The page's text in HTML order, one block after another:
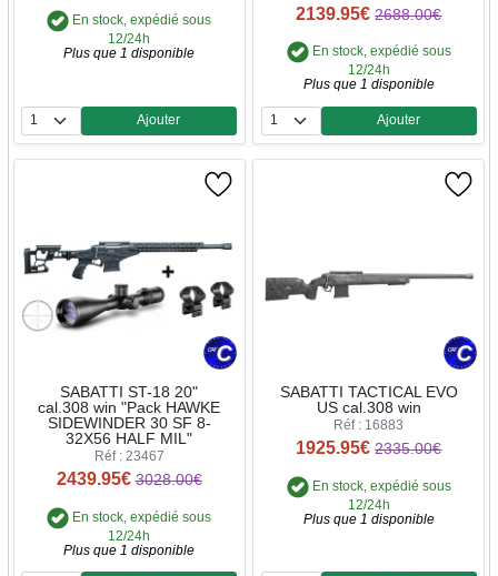
En stock, expédié sous
12/24h
Plus que 1 disponible
Quantité
Ajouter
2139.95€ 2688.00€
En stock, expédié sous
12/24h
Plus que 1 disponible
Quantité
Ajouter
SABATTI ST-18 20"
cal.308 win "Pack HAWKE
SIDEWINDER 30 SF 8-
32X56 HALF MIL"
Réf : 23467
2439.95€ 3028.00€
En stock, expédié sous
12/24h
Plus que 1 disponible
SABATTI TACTICAL EVO
US cal.308 win
Réf : 16883
1925.95€ 2335.00€
En stock, expédié sous
12/24h
Plus que 1 disponible